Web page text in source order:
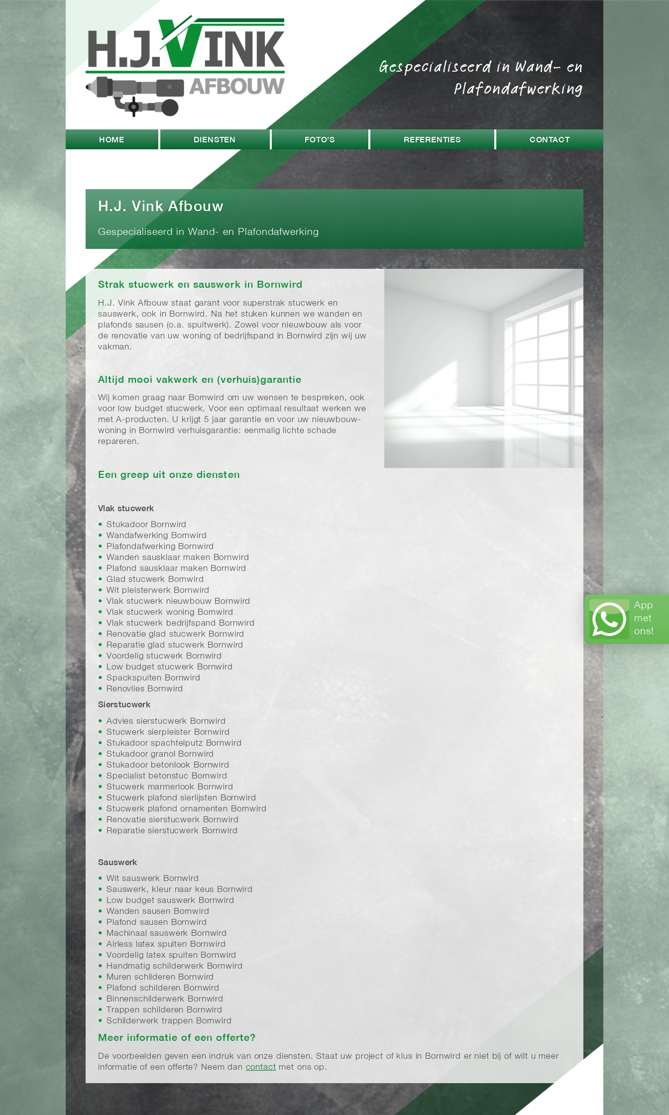
App
met
ons!
Gespecialiseerd in Wand- en
Plafondafwerking
HOME DIENSTEN FOTO’S REFERENTIES CONTACT
H.J. Vink Afbouw
Gespecialiseerd in Wand- en Plafondafwerking
Strak stucwerk en sauswerk in Bornwird
H.J. Vink Afbouw staat garant voor superstrak stucwerk en
sauswerk, ook in Bornwird. Na het stuken kunnen we wanden en
plafonds sausen (o.a. spuitwerk). Zowel voor nieuwbouw als voor
de renovatie van uw woning of bedrijfspand in Bornwird zijn wij uw
vakman.
Altijd mooi vakwerk en (verhuis)garantie
Wij komen graag naar Bornwird om uw wensen te bespreken, ook
voor low budget stucwerk. Voor een optimaal resultaat werken we
met A-producten. U krijgt 5 jaar garantie en voor uw nieuwbouw-
woning in Bornwird verhuisgarantie: eenmalig lichte schade
repareren.
Een greep uit onze diensten
Vlak stucwerk
Stukadoor Bornwird
Wandafwerking Bornwird
Plafondafwerking Bornwird
Wanden sausklaar maken Bornwird
Plafond sausklaar maken Bornwird
Glad stucwerk Bornwird
Wit pleisterwerk Bornwird
Vlak stucwerk nieuwbouw Bornwird
Vlak stucwerk woning Bornwird
Vlak stucwerk bedrijfspand Bornwird
Renovatie glad stucwerk Bornwird
Reparatie glad stucwerk Bornwird
Voordelig stucwerk Bornwird
Low budget stucwerk Bornwird
Spackspuiten Bornwird
Renovlies Bornwird
Sierstucwerk
Advies sierstucwerk Bornwird
Stucwerk sierpleister Bornwird
Stukadoor spachtelputz Bornwird
Stukadoor granol Bornwird
Stukadoor betonlook Bornwird
Specialist betonstuc Bornwird
Stucwerk marmerlook Bornwird
Stucwerk plafond sierlijsten Bornwird
Stucwerk plafond ornamenten Bornwird
Renovatie sierstucwerk Bornwird
Reparatie sierstucwerk Bornwird
Sauswerk
Wit sauswerk Bornwird
Sauswerk, kleur naar keus Bornwird
Low budget sauswerk Bornwird
Wanden sausen Bornwird
Plafond sausen Bornwird
Machinaal sauswerk Bornwird
Airless latex spuiten Bornwird
Voordelig latex spuiten Bornwird
Handmatig schilderwerk Bornwird
Muren schilderen Bornwird
Plafond schilderen Bornwird
Binnenschilderwerk Bornwird
Trappen schilderen Bornwird
Schilderwerk trappen Bornwird
Meer informatie of een offerte?
De voorbeelden geven een indruk van onze diensten. Staat uw project of klus in Bornwird er niet bij of wilt u meer
informatie of een offerte? Neem dan contact met ons op.